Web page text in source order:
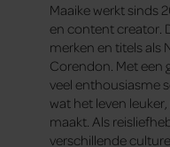
Maaike werkt sinds
en content creator.
merken en titels als
Corendon. Met een
veel enthousiasme
wat het leven
maakt. Als
verschillende